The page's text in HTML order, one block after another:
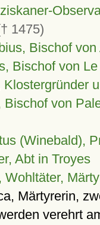
1475)
Bischof von
Bischof von
Klostergründer
Bischof von
(Winebald),
Abt in Troyes
Wohltäter,
Märtyrerin,
verehrt